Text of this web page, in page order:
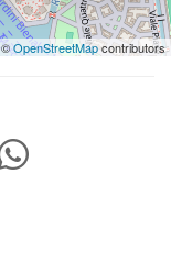
OpenStreetMapcontributors